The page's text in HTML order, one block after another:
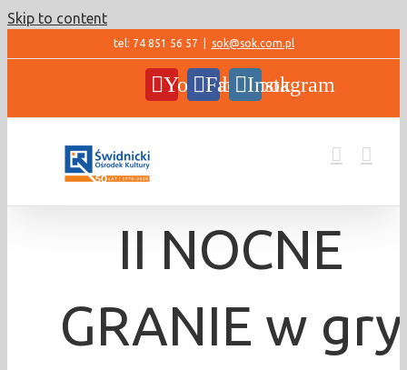
Skip to content
tel: 74 851 56 57 sok@sok.com.pl
YouTubeFacebookInstagram
II NOCNE
GRANIE w gry